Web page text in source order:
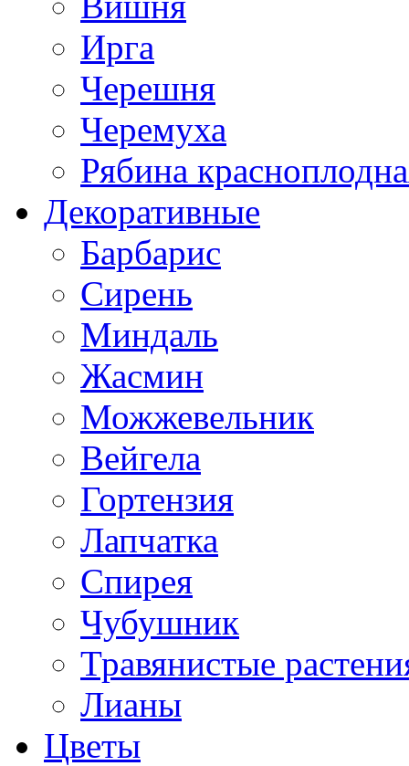
Ирга
Черешня
Черемуха
Рябина
Декоративные
Барбарис
Сирень
Миндаль
Жасмин
Можжевельник
Вейгела
Гортензия
Лапчатка
Спирея
Чубушник
Травянистые
Лианы
Цветы